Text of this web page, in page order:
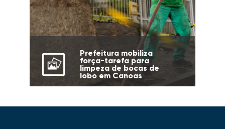
Prefeitura mobiliza
força-tarefa para
limpeza de bocas de
lobo em Canoas